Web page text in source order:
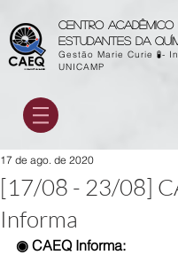
Centro acadêmico
estudantes da
Gestão Marie Curie 🧪-
UNICAMP
[17/08 - 23/08]
Informa
17 de ago. de 2020
◉ CAEQ Informa: